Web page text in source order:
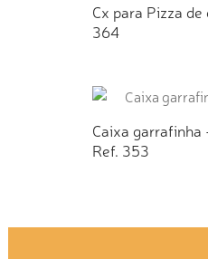
Cx para Pizza
364
Caixa garrafinha
Ref. 353